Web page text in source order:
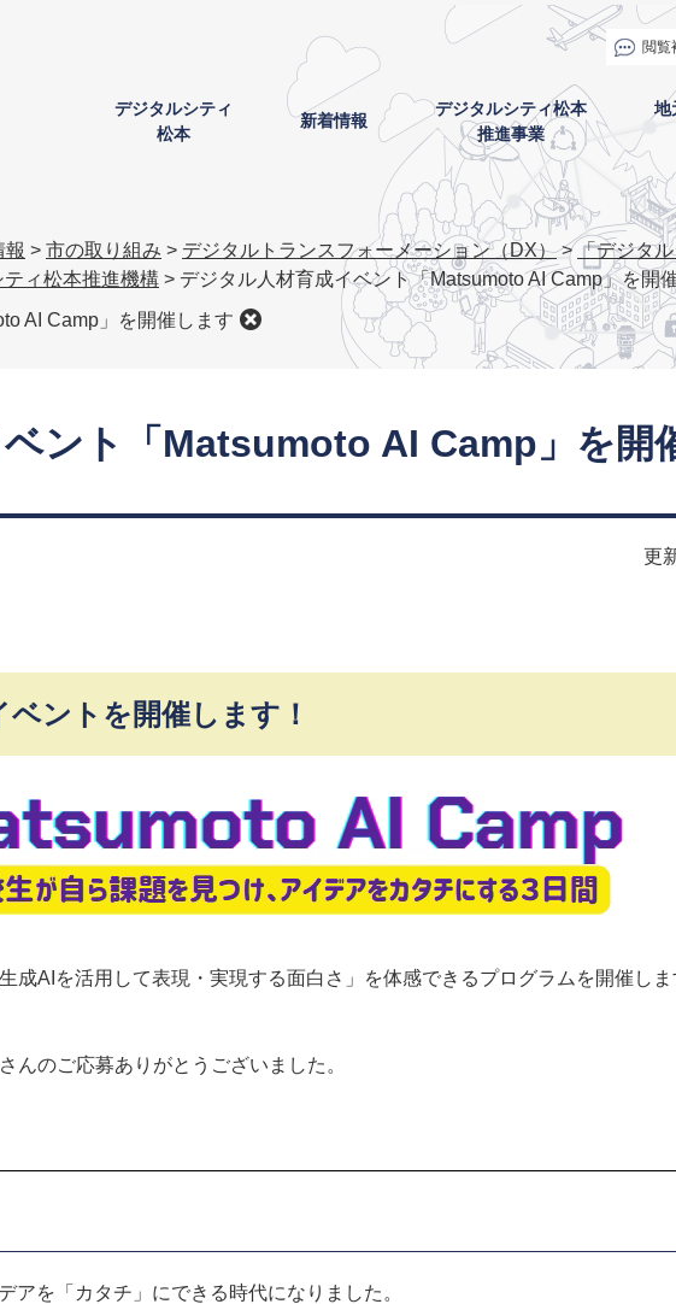
閲覧
デジタルシティ
松本
新着情報
デジタルシティ松本
推進事業
地
報 > 市の取り組み > デジタルトランスフォーメーション（DX）> 「デジタ
ティ松本推進機構 > デジタル人材育成イベント「Matsumoto AI Camp」を開
AI Camp」を開催します
ント「Matsumoto AI Camp」を開
更
ントを開催します！
成AIを活用して表現・実現する面白さ」を体感できるプログラムを開催しま
のご応募ありがとうございました。
アを「カタチ」にできる時代になりました。